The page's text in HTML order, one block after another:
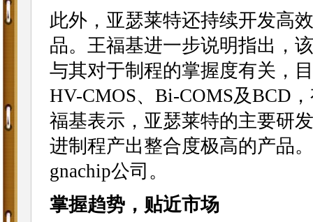
此外，亚瑟莱特还持续开发高
品。王福基进一步说明指出，
与其对于制程的掌握度有关，
HV-CMOS、Bi-COMS及BCD
福基表示，亚瑟莱特的主要研
进制程产出整合度极高的产品
gnachip公司。
掌握趋势，贴近市场